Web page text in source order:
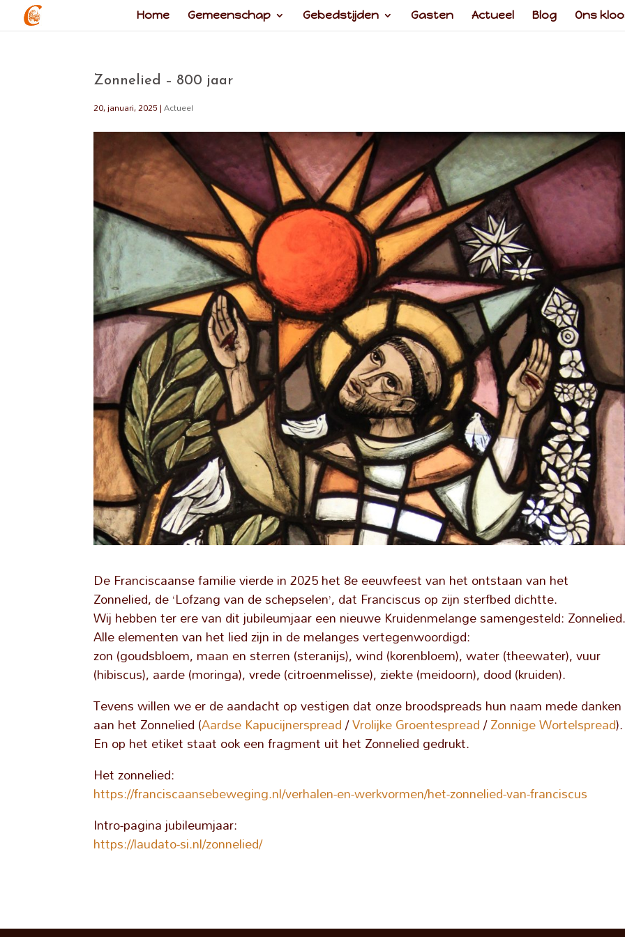
Home Gemeenschap Gebedstijden Gasten Actueel Blog Ons
Zonnelied – 800 jaar
20, januari, 2025 |Actueel
De Franciscaanse familie vierde in 2025 het 8e eeuwfeest van het ontstaan van het
Zonnelied, de ‘Lofzang van de schepselen’, dat Franciscus op zijn sterfbed dichtte.
Wij hebben ter ere van dit jubileumjaar een nieuwe Kruidenmelange samengesteld:
Alle elementen van het lied zijn in de melanges vertegenwoordigd:
zon (goudsbloem, maan en sterren (steranijs), wind (korenbloem), water (theewater), vuur
(hibiscus), aarde (moringa), vrede (citroenmelisse), ziekte (meidoorn), dood (kruiden).
Tevens willen we er de aandacht op vestigen dat onze broodspreads hun naam mede danken
aan het Zonnelied (Aardse Kapucijnerspread/Vrolijke Groentespread/Zonnige Wortelspread).
En op het etiket staat ook een fragment uit het Zonnelied gedrukt.
Het zonnelied:
https://franciscaansebeweging.nl/verhalen-en-werkvormen/het-zonnelied-van-franciscus
Intro-pagina jubileumjaar:
https://laudato-si.nl/zonnelied/